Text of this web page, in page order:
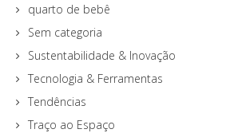
quarto de bebê
Sem categoria
Sustentabilidade & Inovação
Tecnologia & Ferramentas
Tendências
Traço ao Espaço